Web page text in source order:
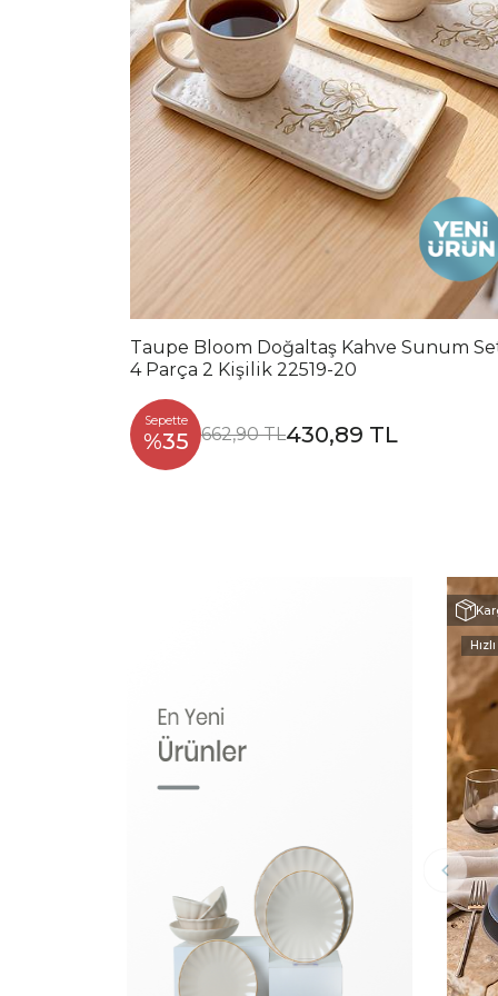
Taupe Bloom Doğaltaş Kahve Sunum
4 Parça 2 Kişilik 22519-20
Sepette
%35 662,90 TL430,89 TL